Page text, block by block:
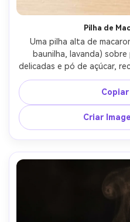
Pilha de
Uma pilha alta de
baunilha, lavanda)
delicadas e pó de açúcar,
leve, iluminação de
delicadas, fotografado
ângulo superior-frontal,
fotorrealista, detalhes
ar
Criar